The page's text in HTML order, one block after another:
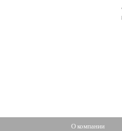
О компании